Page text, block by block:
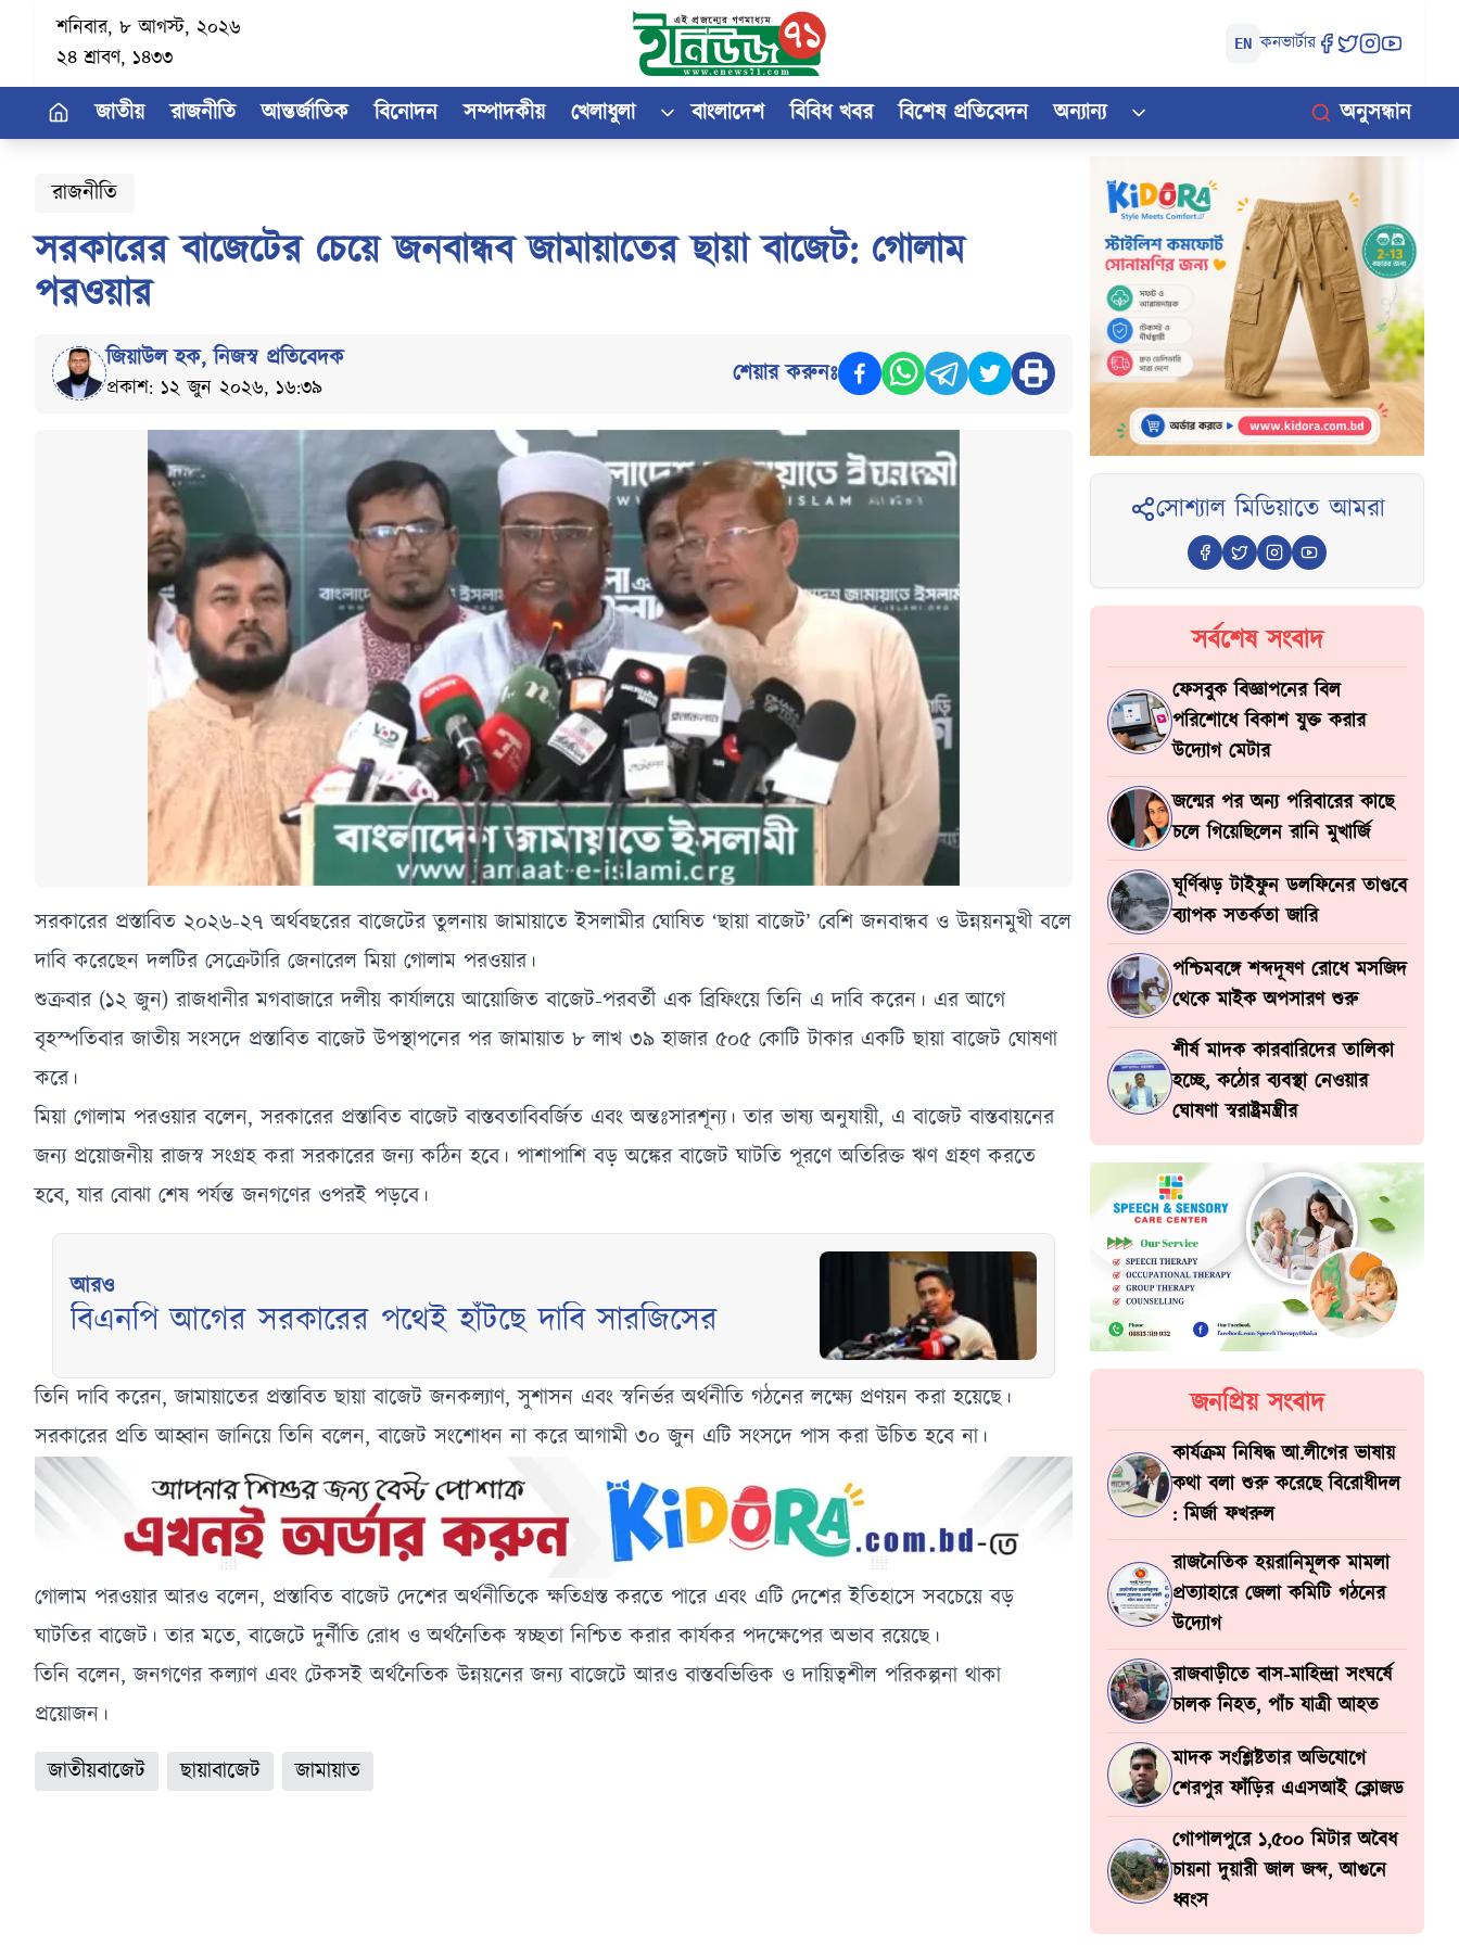
শনিবার, ৮ আগস্ট, ২০২৬
২৪ শ্রাবণ, ১৪৩৩
EN কনভার্টার
জাতীয় রাজনীতি আন্তর্জাতিক বিনোদন সম্পাদকীয় খেলাধুলা বাংলাদেশ বিবিধ খবর বিশেষ প্রতিবেদন অন্যান্য অনুসন্ধান
রাজনীতি
সরকারের বাজেটের চেয়ে জনবান্ধব জামায়াতের ছায়া বাজেট: গোলাম
পরওয়ার
জিয়াউল হক,নিজস্ব প্রতিবেদক
প্রকাশ: ১২ জুন ২০২৬, ১৬:৩৯ শেয়ার করুনঃ
সরকারের প্রস্তাবিত ২০২৬-২৭ অর্থবছরের বাজেটের তুলনায় জামায়াতে ইসলামীর ঘোষিত ‘ছায়া বাজেট’ বেশি জনবান্ধব ও উন্নয়নমুখী বলে
দাবি করেছেন দলটির সেক্রেটারি জেনারেল মিয়া গোলাম পরওয়ার।
শুক্রবার (১২ জুন) রাজধানীর মগবাজারে দলীয় কার্যালয়ে আয়োজিত বাজেট-পরবর্তী এক ব্রিফিংয়ে তিনি এ দাবি করেন। এর আগে
বৃহস্পতিবার জাতীয় সংসদে প্রস্তাবিত বাজেট উপস্থাপনের পর জামায়াত ৮ লাখ ৩৯ হাজার ৫০৫ কোটি টাকার একটি ছায়া বাজেট ঘোষণা
করে।
মিয়া গোলাম পরওয়ার বলেন, সরকারের প্রস্তাবিত বাজেট বাস্তবতাবিবর্জিত এবং অন্তঃসারশূন্য। তার ভাষ্য অনুযায়ী, এ বাজেট বাস্তবায়নের
জন্য প্রয়োজনীয় রাজস্ব সংগ্রহ করা সরকারের জন্য কঠিন হবে। পাশাপাশি বড় অঙ্কের বাজেট ঘাটতি পূরণে অতিরিক্ত ঋণ গ্রহণ করতে
হবে, যার বোঝা শেষ পর্যন্ত জনগণের ওপরই পড়বে।
আরও
বিএনপি আগের সরকারের পথেই হাঁটছে দাবি সারজিসের
তিনি দাবি করেন, জামায়াতের প্রস্তাবিত ছায়া বাজেট জনকল্যাণ, সুশাসন এবং স্বনির্ভর অর্থনীতি গঠনের লক্ষ্যে প্রণয়ন করা হয়েছে।
সরকারের প্রতি আহ্বান জানিয়ে তিনি বলেন, বাজেট সংশোধন না করে আগামী ৩০ জুন এটি সংসদে পাস করা উচিত হবে না।
গোলাম পরওয়ার আরও বলেন, প্রস্তাবিত বাজেট দেশের অর্থনীতিকে ক্ষতিগ্রস্ত করতে পারে এবং এটি দেশের ইতিহাসে সবচেয়ে বড়
ঘাটতির বাজেট। তার মতে, বাজেটে দুর্নীতি রোধ ও অর্থনৈতিক স্বচ্ছতা নিশ্চিত করার কার্যকর পদক্ষেপের অভাব রয়েছে।
তিনি বলেন, জনগণের কল্যাণ এবং টেকসই অর্থনৈতিক উন্নয়নের জন্য বাজেটে আরও বাস্তবভিত্তিক ও দায়িত্বশীল পরিকল্পনা থাকা
প্রয়োজন।
জাতীয়বাজেট
ছায়াবাজেট জামায়াত
সোশ্যাল মিডিয়াতে আমরা
সর্বশেষ সংবাদ
ফেসবুক বিজ্ঞাপনের বিল
পরিশোধে বিকাশ যুক্ত করার
উদ্যোগ মেটার
জন্মের পর অন্য পরিবারের কাছে
চলে গিয়েছিলেন রানি মুখার্জি
ঘূর্ণিঝড় টাইফুন ডলফিনের তাণ্ডবে
ব্যাপক সতর্কতা জারি
পশ্চিমবঙ্গে শব্দদূষণ রোধে মসজিদ
থেকে মাইক অপসারণ শুরু
শীর্ষ মাদক কারবারিদের তালিকা
হচ্ছে, কঠোর ব্যবস্থা নেওয়ার
ঘোষণা স্বরাষ্ট্রমন্ত্রীর
জনপ্রিয় সংবাদ
কার্যক্রম নিষিদ্ধ আ.লীগের ভাষায়
কথা বলা শুরু করেছে বিরোধীদল
: মির্জা ফখরুল
রাজনৈতিক হয়রানিমূলক মামলা
প্রত্যাহারে জেলা কমিটি গঠনের
উদ্যোগ
রাজবাড়ীতে বাস-মাহিন্দ্রা সংঘর্ষে
চালক নিহত, পাঁচ যাত্রী আহত
মাদক সংশ্লিষ্টতার অভিযোগে
শেরপুর ফাঁড়ির এএসআই ক্লোজড
গোপালপুরে ১,৫০০ মিটার অবৈধ
চায়না দুয়ারী জাল জব্দ, আগুনে
ধ্বংস